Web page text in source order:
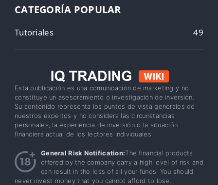
CATEGORÍA POPULAR
Tutoriales 49
Esta publicación es una comunicación de marketing y no
constituye un asesoramiento o investigación de inversión.
Su contenido representa los puntos de vista generales de
nuestros expertos y no considera las circunstancias
personales, la experiencia de inversión o la situación
financiera actual de los lectores individuales.
General Risk Notification:The financial products
offered by the company carry a high level of risk and
can result in the loss of all your funds. You should
never invest money that you cannot afford to lose.